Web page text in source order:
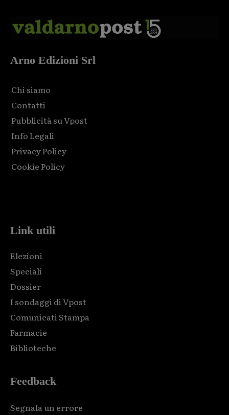
Arno Edizioni Srl
Chi siamo
Contatti
Pubblicità su Vpost
Info Legali
Privacy Policy
Cookie Policy
Link utili
Elezioni
Speciali
Dossier
I sondaggi di Vpost
Comunicati Stampa
Farmacie
Biblioteche
Feedback
Segnala un errore